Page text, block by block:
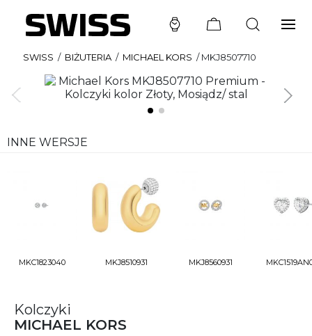
SWISS / BIŻUTERIA / MICHAEL KORS /MKJ8507710
INNE WERSJE
MKC1823040 MKJ8510931 MKJ8560931
Kolczyki
MICHAEL KORS